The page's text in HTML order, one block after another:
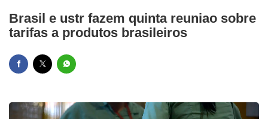
Brasil e ustr fazem quinta reuniao sobre
tarifas a produtos brasileiros